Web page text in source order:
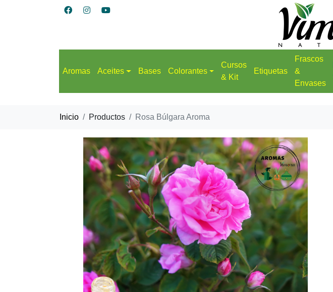
Aromas Aceites Bases Colorantes
Cursos
& Kit
Etiquetas
Frascos
&
Envases
Inicio Productos Rosa Búlgara Aroma